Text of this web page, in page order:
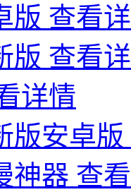
版 查看
版 查看
详情
版安卓版
神器 查